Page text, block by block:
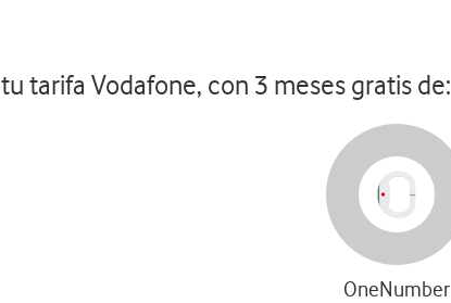
tarifa Vodafone, con 3 meses gratis de:
OneNumber